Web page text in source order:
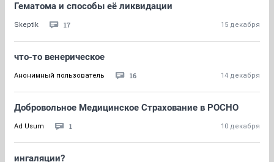
Гематома и способы её ликвидации
Skeptik 17 15 декабря
что-то венерическое
Анонимный пользователь 16 14 декабря
Добровольное Медицинское Страхование в РОСНО
Ad Usum 1 10 декабря
ингаляции?